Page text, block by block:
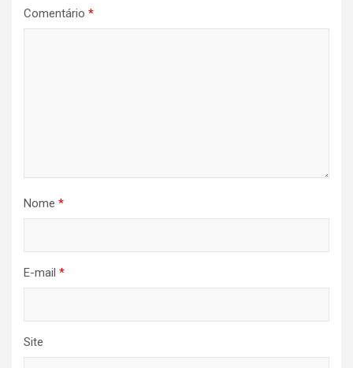
Comentário *
Nome *
E-mail *
Site